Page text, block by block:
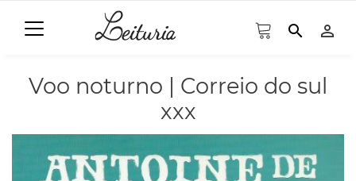
search person_outline
Voo noturno | Correio do sul
xxx